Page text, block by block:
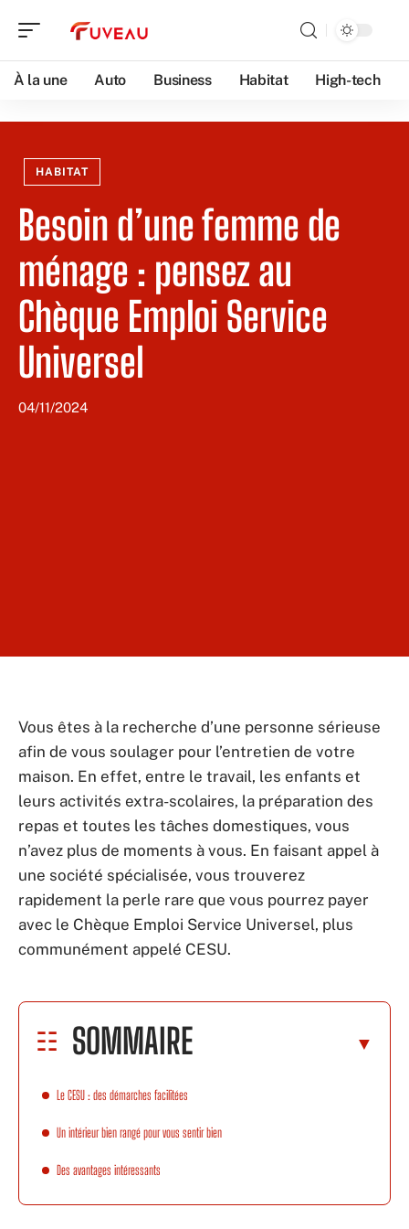
À la une Auto Business Habitat High-tech
HABITAT
Besoin d’une femme de
ménage : pensez au
Chèque Emploi Service
Universel
04/11/2024
Vous êtes à la recherche d’une personne sérieuse
afin de vous soulager pour l’entretien de votre
maison. En effet, entre le travail, les enfants et
leurs activités extra-scolaires, la préparation des
repas et toutes les tâches domestiques, vous
n’avez plus de moments à vous. En faisant appel à
une société spécialisée, vous trouverez
rapidement la perle rare que vous pourrez payer
avec le Chèque Emploi Service Universel, plus
communément appelé CESU.
SOMMAIRE
Le CESU : des démarches facilitées
Un intérieur bien rangé pour vous sentir bien
Des avantages intéressants